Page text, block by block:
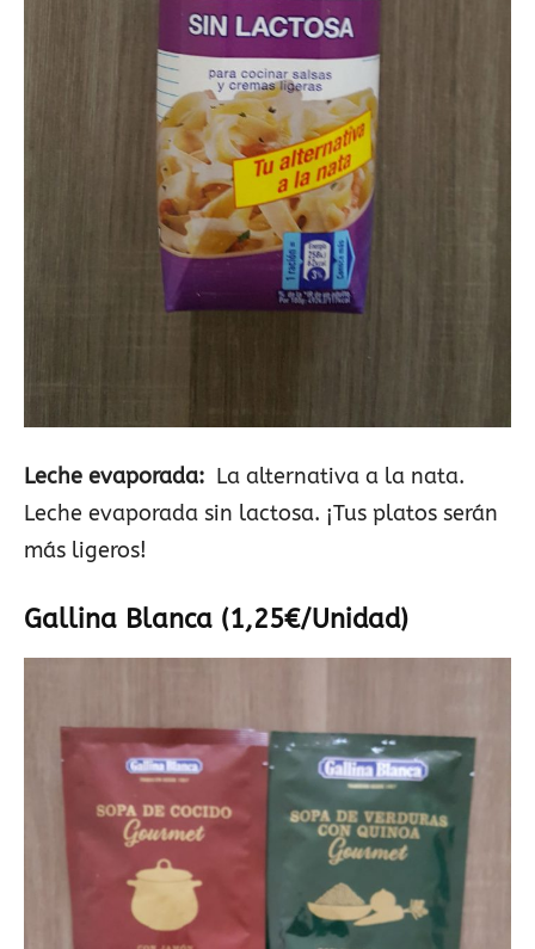
Leche evaporada: La alternativa a la nata.
Leche evaporada sin lactosa. ¡Tus platos serán
más ligeros!
Gallina Blanca (1,25€/Unidad)